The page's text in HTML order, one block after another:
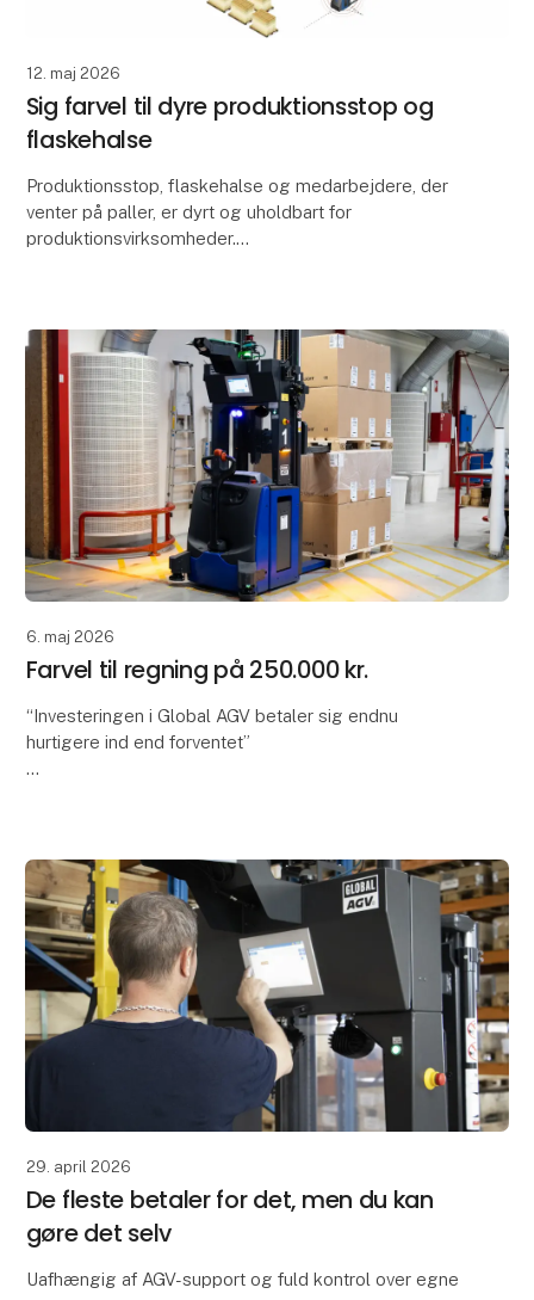
12. maj 2026
Sig farvel til dyre produktionsstop og
flaskehalse
Produktionsstop, flaskehalse og medarbejdere, der
venter på paller, er dyrt og uholdbart for
produktionsvirksomheder.
6. maj 2026
Farvel til regning på 250.000 kr.
“Investeringen i Global AGV betaler sig endnu
hurtigere ind end forventet”
29. april 2026
De fleste betaler for det, men du kan
gøre det selv
Uafhængig af AGV-support og fuld kontrol over egne